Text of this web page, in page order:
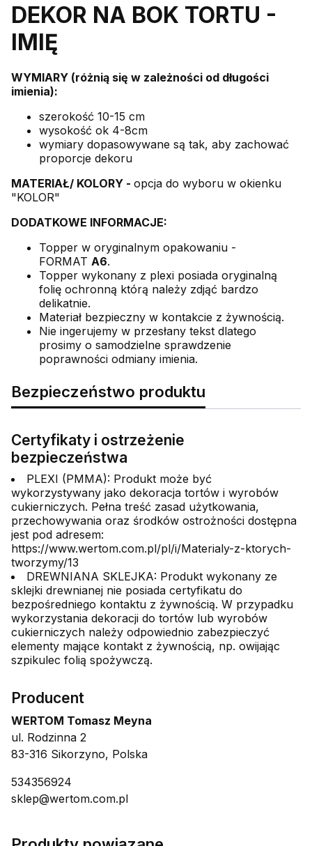
DEKOR NA BOK TORTU -
IMIĘ
WYMIARY (różnią się w zależności od długości
imienia):
szerokość 10-15 cm
wysokość ok 4-8cm
wymiary dopasowywane są tak, aby zachować
proporcje dekoru
MATERIAŁ/ KOLORY - opcja do wyboru w okienku
"KOLOR"
DODATKOWE INFORMACJE:
Topper w oryginalnym opakowaniu -
FORMAT A6.
Topper wykonany z plexi posiada oryginalną
folię ochronną którą należy zdjąć bardzo
delikatnie.
Materiał bezpieczny w kontakcie z żywnością.
Nie ingerujemy w przesłany tekst dlatego
prosimy o samodzielne sprawdzenie
poprawności odmiany imienia.
Bezpieczeństwo produktu
Certyfikaty i ostrzeżenie
bezpieczeństwa
PLEXI (PMMA): Produkt może być
wykorzystywany jako dekoracja tortów i wyrobów
cukierniczych. Pełna treść zasad użytkowania,
przechowywania oraz środków ostrożności dostępna
jest pod adresem:
https://www.wertom.com.pl/pl/i/Materialy-z-ktorych-
tworzymy/13
DREWNIANA SKLEJKA: Produkt wykonany ze
sklejki drewnianej nie posiada certyfikatu do
bezpośredniego kontaktu z żywnością. W przypadku
wykorzystania dekoracji do tortów lub wyrobów
cukierniczych należy odpowiednio zabezpieczyć
elementy mające kontakt z żywnością, np. owijając
szpikulec folią spożywczą.
Producent
WERTOM Tomasz Meyna
ul. Rodzinna 2
83-316 Sikorzyno, Polska
534356924
sklep@wertom.com.pl